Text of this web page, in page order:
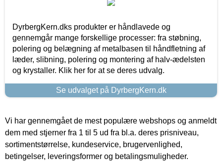
DyrbergKern.dks produkter er håndlavede og
gennemgår mange forskellige processer: fra støbning,
polering og belægning af metalbasen til håndfletning af
læder, slibning, polering og montering af halv-ædelsten
og krystaller. Klik her for at se deres udvalg.
Se udvalget på DyrbergKern.dk
Vi har gennemgået de mest populære webshops og anmeldt
dem med stjerner fra 1 til 5 ud fra bl.a. deres prisniveau,
sortimentstørrelse, kundeservice, brugervenlighed,
betingelser, leveringsformer og betalingsmuligheder.